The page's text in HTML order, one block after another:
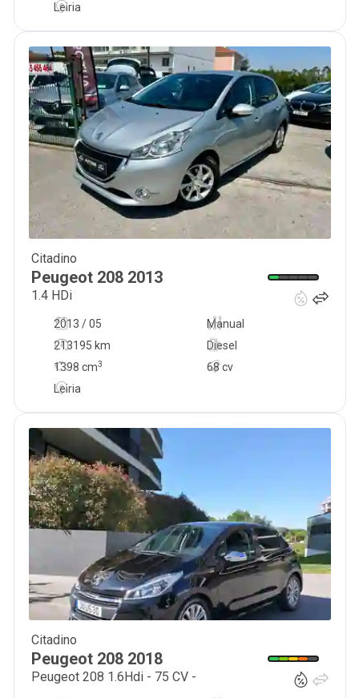
Leiria
Citadino
Peugeot 208 2013
1.4 HDi
2013 / 05
Manual
213195 km
68 cv
Diesel
1398 cm3
Leiria
Citadino
Peugeot 208 2018
Peugeot 208 1.6Hdi - 75 CV -